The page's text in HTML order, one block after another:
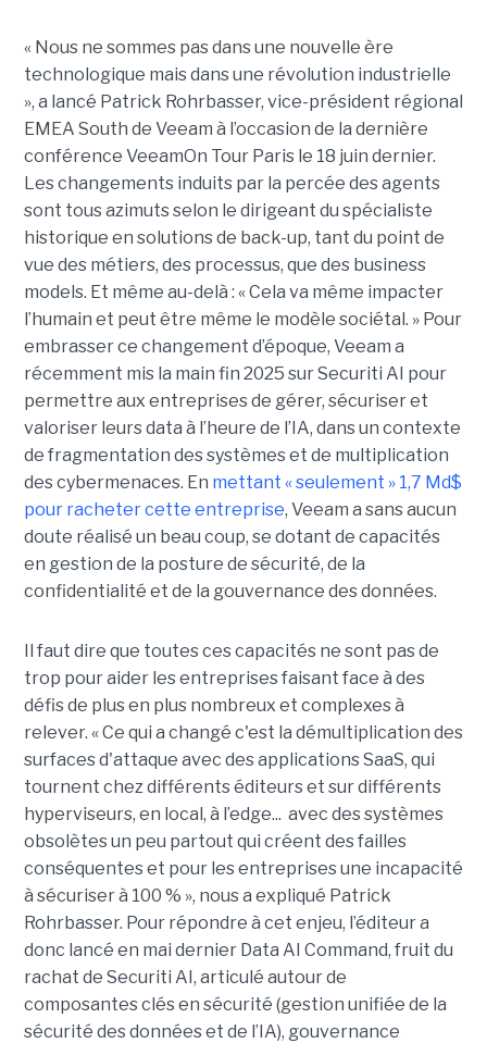
« Nous ne sommes pas dans une nouvelle ère
technologique mais dans une révolution industrielle
», a lancé Patrick Rohrbasser, vice-président régional
EMEA South de Veeam à l’occasion de la dernière
conférence VeeamOn Tour Paris le 18 juin dernier.
Les changements induits par la percée des agents
sont tous azimuts selon le dirigeant du spécialiste
historique en solutions de back-up, tant du point de
vue des métiers, des processus, que des business
models. Et même au-delà : « Cela va même impacter
l’humain et peut être même le modèle sociétal. » Pour
embrasser ce changement d’époque, Veeam a
récemment mis la main fin 2025 sur Securiti AI pour
permettre aux entreprises de gérer, sécuriser et
valoriser leurs data à l’heure de l’IA, dans un contexte
de fragmentation des systèmes et de multiplication
des cybermenaces. En mettant « seulement » 1,7 Md$
pour racheter cette entreprise, Veeam a sans aucun
doute réalisé un beau coup, se dotant de capacités
en gestion de la posture de sécurité, de la
confidentialité et de la gouvernance des données.
Il faut dire que toutes ces capacités ne sont pas de
trop pour aider les entreprises faisant face à des
défis de plus en plus nombreux et complexes à
relever. « Ce qui a changé c'est la démultiplication des
surfaces d'attaque avec des applications SaaS, qui
tournent chez différents éditeurs et sur différents
hyperviseurs, en local, à l’edge... avec des systèmes
obsolètes un peu partout qui créent des failles
conséquentes et pour les entreprises une incapacité
à sécuriser à 100 % », nous a expliqué Patrick
Rohrbasser. Pour répondre à cet enjeu, l’éditeur a
donc lancé en mai dernier Data AI Command, fruit du
rachat de Securiti AI, articulé autour de
composantes clés en sécurité (gestion unifiée de la
sécurité des données et de l’IA), gouvernance